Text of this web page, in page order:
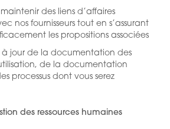
des liens d’affaires
nos fournisseurs tout en s’assurant
les propositions associées
à jour de la documentation des
de la documentation
processus dont vous serez
des ressources humaines